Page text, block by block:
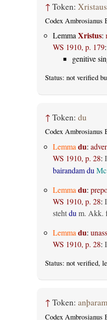
↑ Token: Xristaus
Codex Ambrosianus
LemmaXristus:
WS 1910, p. 179:
genitive
Status: not verified
↑ Token: du
Codex Ambrosianus
Lemma du:
WS 1910, p. 28:
bairandam du
Lemma du:
WS 1910, p. 28:
stehtdu m. Akk.
Lemma du:
WS 1910, p. 28:
Status: not verified,
↑ Token:
Codex Ambrosianus